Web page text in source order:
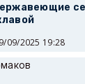
09/2025 19:28